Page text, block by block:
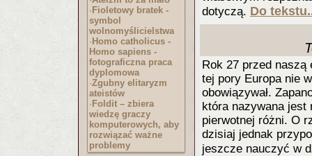
· Fioletowy bratek -
symbol
wolnomyślicielstwa
· Homo catholicus -
Homo sapiens -
fotograficzna praca
dyplomowa
·Zgubny elitaryzm
ateistów
· Foldit – zbiera
wiedzę graczy
komputerowych, aby
rozwiązać ważne
problemy
dotyczą. Do
Rok 27 przed
tej pory Europa nie
obowiązywał.
która nazywana
pierwotnej różni. O
dzisiaj jednak
jeszcze nauczyć w